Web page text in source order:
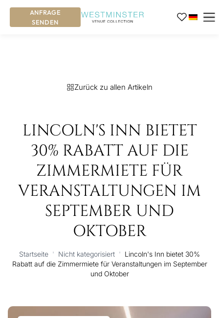
ANFRAGE
SENDEN
Zurück zu allen Artikeln
LINCOLN'S INN BIETET
30% RABATT AUF DIE
ZIMMERMIETE FÜR
VERANSTALTUNGEN IM
SEPTEMBER UND
OKTOBER
Startseite ' Nicht kategorisiert ' Lincoln's Inn bietet 30%
Rabatt auf die Zimmermiete für Veranstaltungen im September
und Oktober